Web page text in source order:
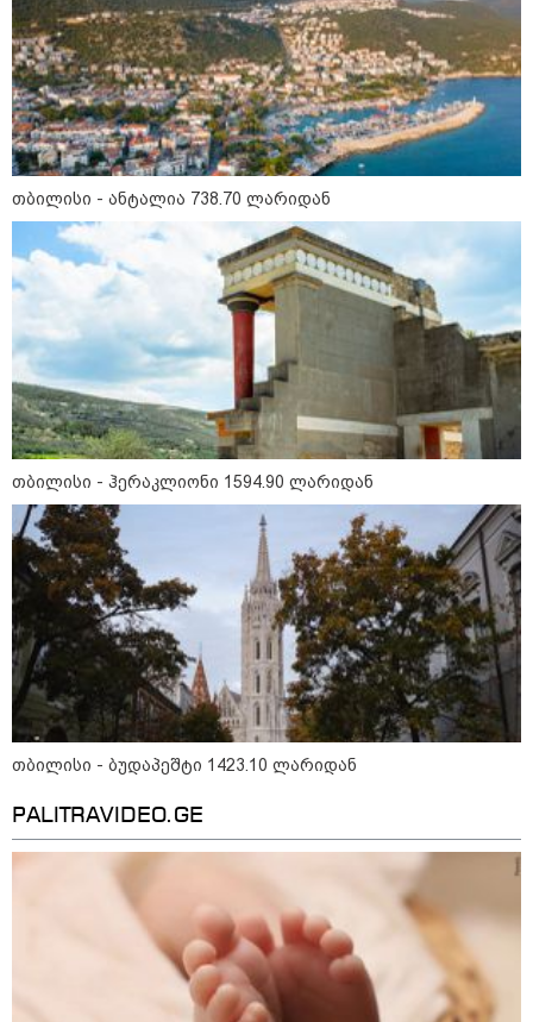
თბილისი - ანტალია 738.70
ლარიდან
თბილისი - ჰერაკლიონი 1594.90
ლარიდან
თბილისი - ბუდაპეშტი 1423.10
ლარიდან
თბილისი - რომი 1513.80 ლარიდან
მნიშვნელოვანი ინფორმაცია
ოქროსფერი კანი და წვნიანი შიგთავსი: როგორ
მოვამზადოთ სწორად პრემიუმ ხარისხის სოსისი -
რჩევები "შეფმაისტერის" ტექნოლოგისგან
თბილისი - ანტალია 738.70 ლარიდან
თბილისი - ჰერაკლიონი 1594.90 ლარიდან
თბილისი - ბუდაპეშტი 1423.10 ლარიდან
PALITRAVIDEO.GE